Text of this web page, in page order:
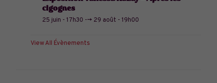
cigognes
25 juin - 17h30 --> 29 août - 19h00
View All Évènements